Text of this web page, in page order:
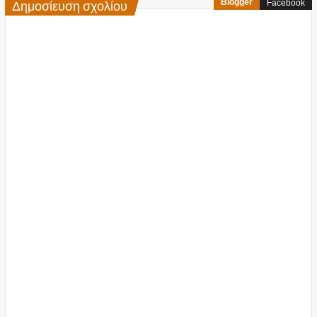
Δημοσίευση σχολίου Blogger Facebook